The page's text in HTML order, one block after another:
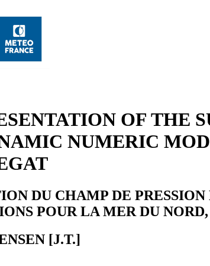
OF THE
NUMERIC
DU CHAMP DE
POUR LA MER DU
[J.T.]